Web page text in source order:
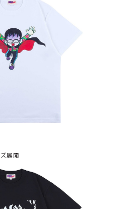
展開